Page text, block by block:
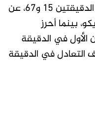
تقدم الفراعنة أولًا بهدفين في الدقيقتين 15 و67، عن
بينما أحرز
الأول في الدقيقة
التعادل في الدقيقة